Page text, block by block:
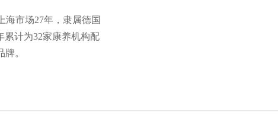
海市场27年，隶属德国
累计为32家康养机构配
。